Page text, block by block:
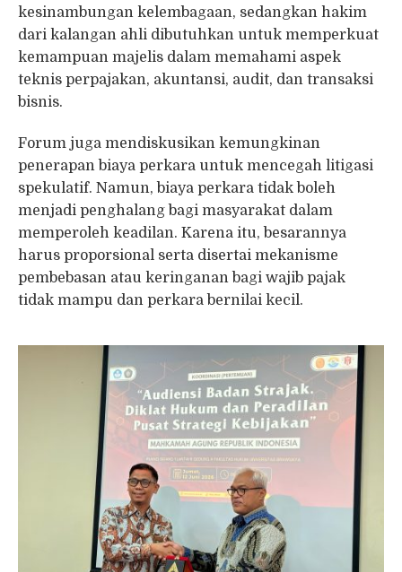
kesinambungan kelembagaan, sedangkan hakim
dari kalangan ahli dibutuhkan untuk memperkuat
kemampuan majelis dalam memahami aspek
teknis perpajakan, akuntansi, audit, dan transaksi
bisnis.
Forum juga mendiskusikan kemungkinan
penerapan biaya perkara untuk mencegah litigasi
spekulatif. Namun, biaya perkara tidak boleh
menjadi penghalang bagi masyarakat dalam
memperoleh keadilan. Karena itu, besarannya
harus proporsional serta disertai mekanisme
pembebasan atau keringanan bagi wajib pajak
tidak mampu dan perkara bernilai kecil.